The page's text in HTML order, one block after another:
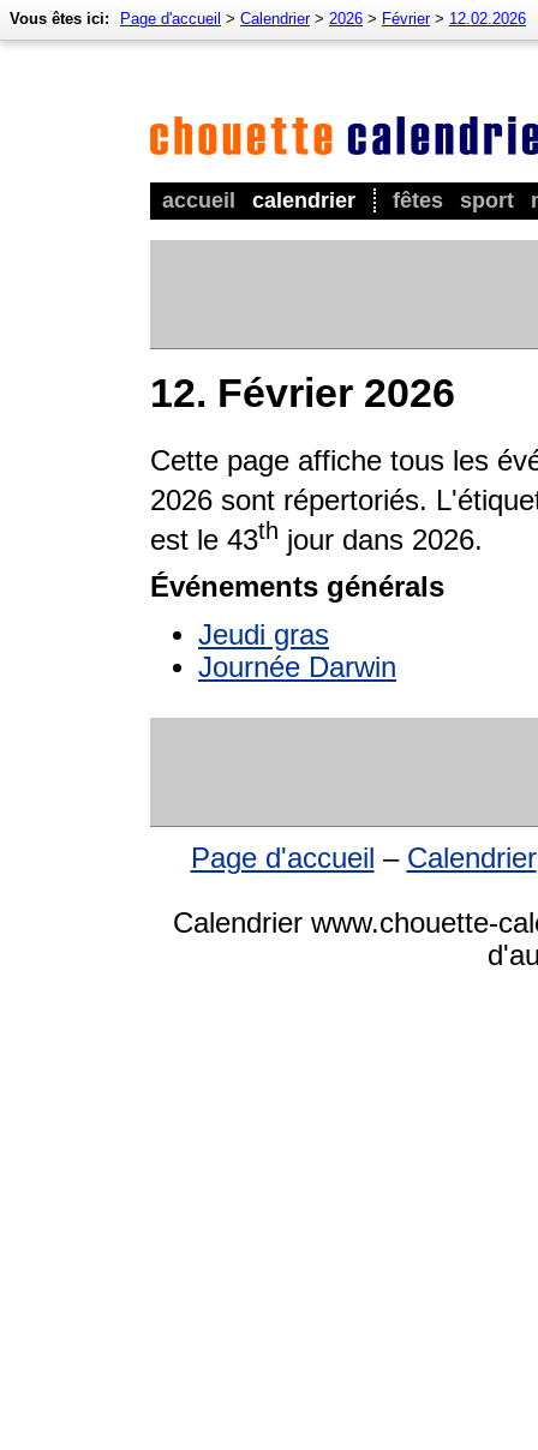
accueil calendrier fêtes sport
Vous êtes ici: Page d'accueil > Calendrier> 2026 > Février> 12.02.2026
12. Février 2026
Cette page affiche tous les
2026 sont répertoriés.
est le 43th jour dans 2026.
Événements générals
Jeudi gras
Journée Darwin
Page d'accueil – Calendrier
Calendrier www.chouette-